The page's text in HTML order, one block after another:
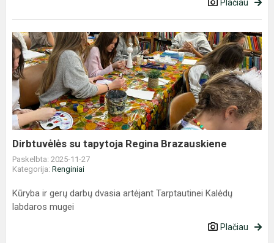
Plačiau
Dirbtuvėlės
su
tapytoja
Regina
Brazauskiene
Dirbtuvėlės su tapytoja Regina Brazauskiene
Paskelbta: 2025-11-27
Kategorija: Renginiai
Kūryba ir gerų darbų dvasia artėjant Tarptautinei Kalėdų
labdaros mugei
Plačiau